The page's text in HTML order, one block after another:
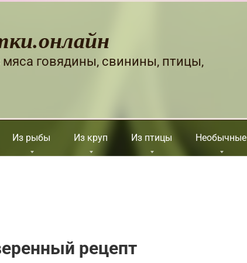
мяса говядины, свинины, птицы,
Из рыбы Из круп Из птицы Необычные
рецепт